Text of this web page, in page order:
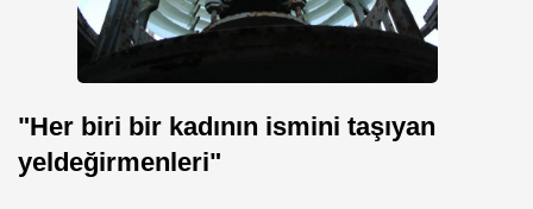
"Her biri bir kadının ismini taşıyan
yeldeğirmenleri"